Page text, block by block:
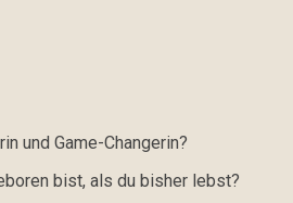
und Game-Changerin?
bist, als du bisher lebst?